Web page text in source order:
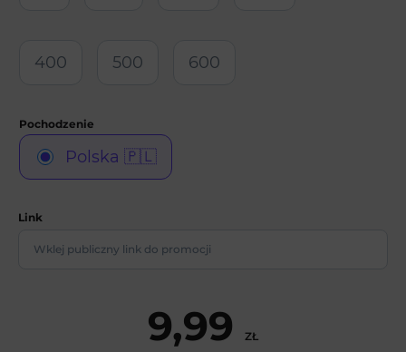
Link
400 500 600
Polska 🇵🇱
9,99 ZŁ